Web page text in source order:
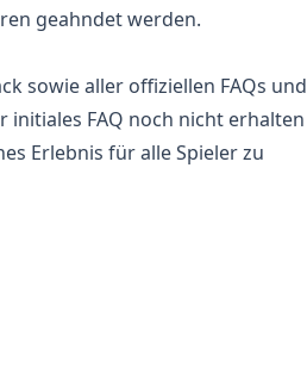
geahndet werden.
sowie aller offiziellen FAQs und
initiales FAQ noch nicht erhalten
Erlebnis für alle Spieler zu